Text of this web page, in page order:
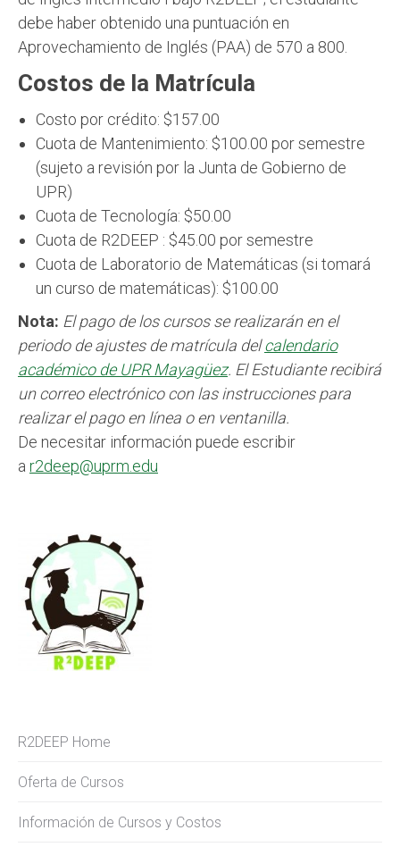
debe haber obtenido una puntuación en
Aprovechamiento de Inglés (PAA) de 570 a 800.
Costos de la Matrícula
Costo por crédito: $157.00
Cuota de Mantenimiento: $100.00 por semestre
(sujeto a revisión por la Junta de Gobierno de
UPR)
Cuota de Tecnología: $50.00
Cuota de R2DEEP : $45.00 por semestre
Cuota de Laboratorio de Matemáticas (si tomará
un curso de matemáticas): $100.00
Nota: El pago de los cursos se realizarán en el
periodo de ajustes de matrícula delcalendario
académico de UPR Mayagüez. El Estudiante recibirá
un correo electrónico con las instrucciones para
realizar el pago en línea o en ventanilla.
De necesitar información puede escribir
a r2deep@uprm.edu
R2DEEP Home
Oferta de Cursos
Información de Cursos y Costos